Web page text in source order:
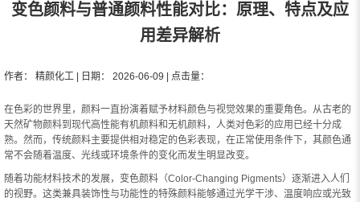
变色颜料与普通颜料性能对比：原理、特点及应
用差异解析
作者： 精颜化工 | 日期： 2026-06-09 | 点击量：
在色彩的世界里，颜料一直扮演着赋予材料颜色与视觉效果的重要角色。从古老的
天然矿物颜料到现代高性能有机颜料和无机颜料，人类对色彩的应用已经十分成
熟。然而，传统颜料主要提供相对稳定的色彩表现，在正常使用条件下，其颜色通
常不会随着温度、光线或环境条件的变化而发生明显改变。
随着功能材料技术的发展，变色颜料（Color-Changing Pigments）逐渐进入人们
的视野。这类兼具装饰性与功能性的特殊颜料能够通过光学干涉、温度响应或光致